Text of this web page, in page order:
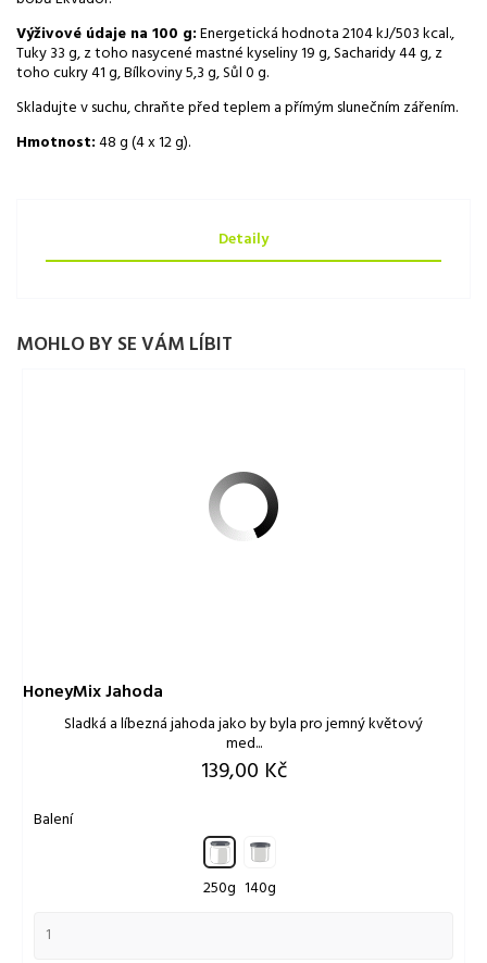
Výživové údaje na 100 g:Energetická hodnota 2104 kJ/503 kcal.,
Tuky 33 g, z toho nasycené mastné kyseliny 19 g, Sacharidy 44 g, z
toho cukry 41 g, Bílkoviny 5,3 g, Sůl 0 g.
Skladujte v suchu, chraňte před teplem a přímým slunečním zářením.
Hmotnost:48 g (4 x 12 g).
Detaily
MOHLO BY SE VÁM LÍBIT
HoneyMix Jahoda
Sladká a líbezná jahoda jako by byla pro jemný květový
med...
Cena
139,00 Kč
Balení
250
g
250g 140g